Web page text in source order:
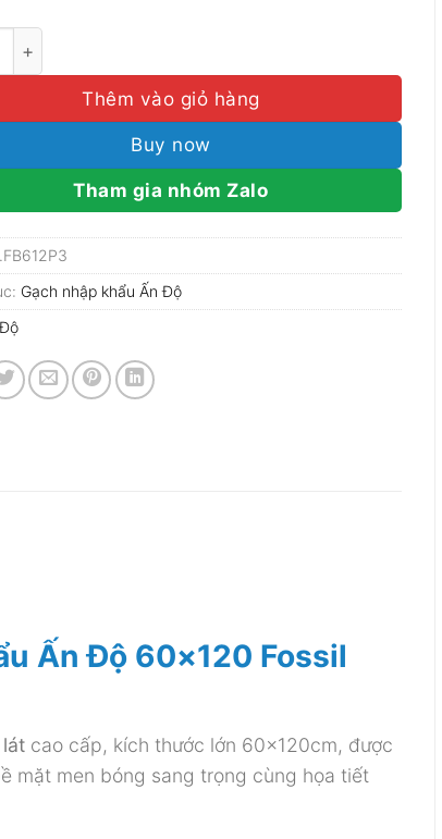
khẩu Ấn Độ 60x120 Fossil Barley số lượng
Thêm vào giỏ hàng
Buy now
Tham gia nhóm Zalo
Gạch nhập khẩu Ấn Độ
Ấn Độ 60×120 Fossil
cao cấp, kích thước lớn 60x120cm, được
mặt men bóng sang trọng cùng họa tiết